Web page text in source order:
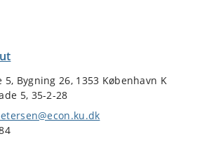
Bygning 26, 1353 København K
5, 35-2-28